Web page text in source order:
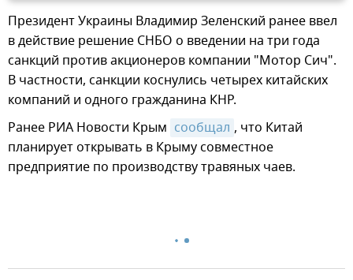
Президент Украины Владимир Зеленский ранее ввел
в действие решение СНБО о введении на три года
санкций против акционеров компании "Мотор Сич".
В частности, санкции коснулись четырех китайских
компаний и одного гражданина КНР.
Ранее РИА Новости Крым сообщал , что Китай
планирует открывать в Крыму совместное
предприятие по производству травяных чаев.